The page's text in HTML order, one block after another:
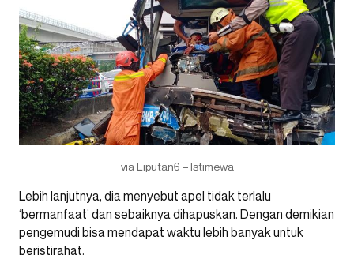
via Liputan6 – Istimewa
Lebih lanjutnya, dia menyebut apel tidak terlalu
‘bermanfaat’ dan sebaiknya dihapuskan. Dengan demikian
pengemudi bisa mendapat waktu lebih banyak untuk
beristirahat.